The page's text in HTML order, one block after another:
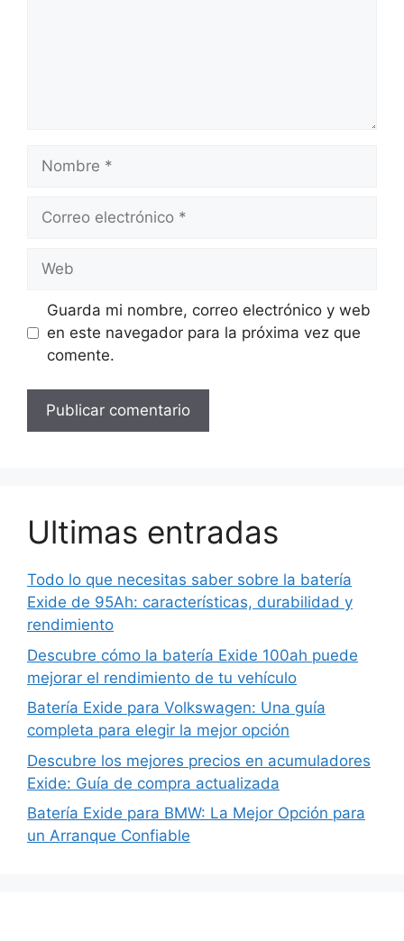
electrónico
Guarda mi nombre, correo electrónico y web
en este navegador para la próxima vez que
comente.
Ultimas entradas
Todo lo que necesitas saber sobre la batería
Exide de 95Ah: características, durabilidad y
rendimiento
Descubre cómo la batería Exide 100ah puede
mejorar el rendimiento de tu vehículo
Batería Exide para Volkswagen: Una guía
completa para elegir la mejor opción
Descubre los mejores precios en acumuladores
Exide: Guía de compra actualizada
Batería Exide para BMW: La Mejor Opción para
un Arranque Confiable